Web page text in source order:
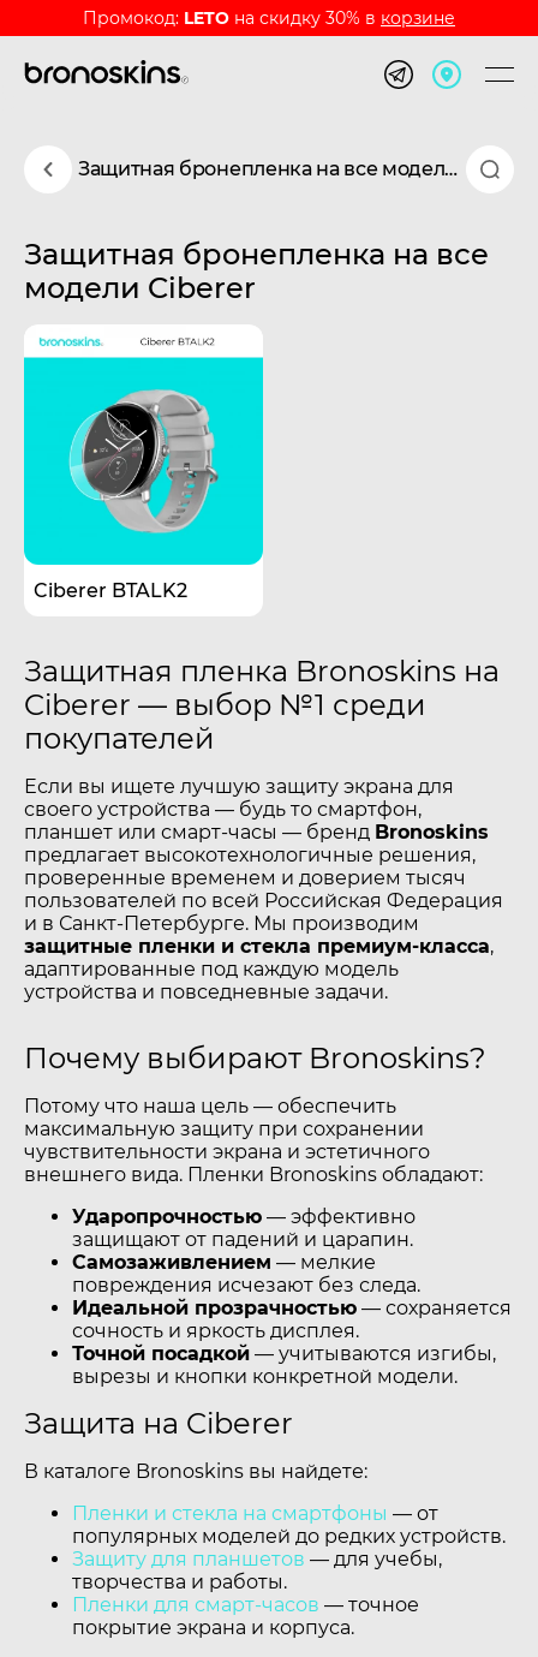
Промокод: LETO на скидку 30% в корзине
Защитная бронепленка на все модели Ciberer
Защитная бронепленка на все
модели Ciberer
Ciberer BTALK2
Защитная пленка Bronoskins на
Ciberer — выбор №1 среди
покупателей
Если вы ищете лучшую защиту экрана для
своего устройства — будь то смартфон,
планшет или смарт-часы — бренд Bronoskins
предлагает высокотехнологичные решения,
проверенные временем и доверием тысяч
пользователей по всей Российская Федерация
и в Санкт-Петербурге. Мы производим
защитные пленки и стекла премиум-класса,
адаптированные под каждую модель
устройства и повседневные задачи.
Почему выбирают Bronoskins?
Потому что наша цель — обеспечить
максимальную защиту при сохранении
чувствительности экрана и эстетичного
внешнего вида. Пленки Bronoskins обладают:
Ударопрочностью — эффективно
защищают от падений и царапин.
Самозаживлением — мелкие
повреждения исчезают без следа.
Идеальной прозрачностью — сохраняется
сочность и яркость дисплея.
Точной посадкой — учитываются изгибы,
вырезы и кнопки конкретной модели.
Защита на Ciberer
В каталоге Bronoskins вы найдете:
Пленки и стекла на смартфоны — от
популярных моделей до редких устройств.
Защиту для планшетов — для учебы,
творчества и работы.
Пленки для смарт-часов — точное
покрытие экрана и корпуса.